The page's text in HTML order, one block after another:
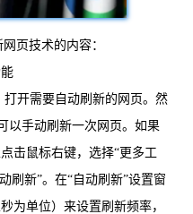
页技术的内容：
打开需要自动刷新的网页。然
以手动刷新一次网页。如果
击鼠标右键，选择“更多工
刷新”。在“自动刷新”设置窗
为单位）来设置刷新频率，